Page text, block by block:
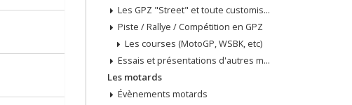
Les GPZ "Street" et toute customisation
Piste / Rallye / Compétition en GPZ
Les courses (MotoGP, WSBK, etc)
Essais et présentations d'autres modèles
Les motards
Évènements motards